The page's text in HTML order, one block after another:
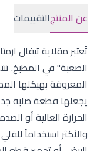
عن المنتجالتقييمات
الصعبة" في المطبخ.
المعروفة بهيكلها
يجعلها قطعة صلبة جداً
والأكثر استخداماً